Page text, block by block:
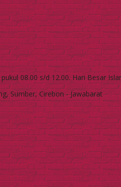
08.00 s/d 12.00. Hari Besar
Sumber, Cirebon - Jawabarat